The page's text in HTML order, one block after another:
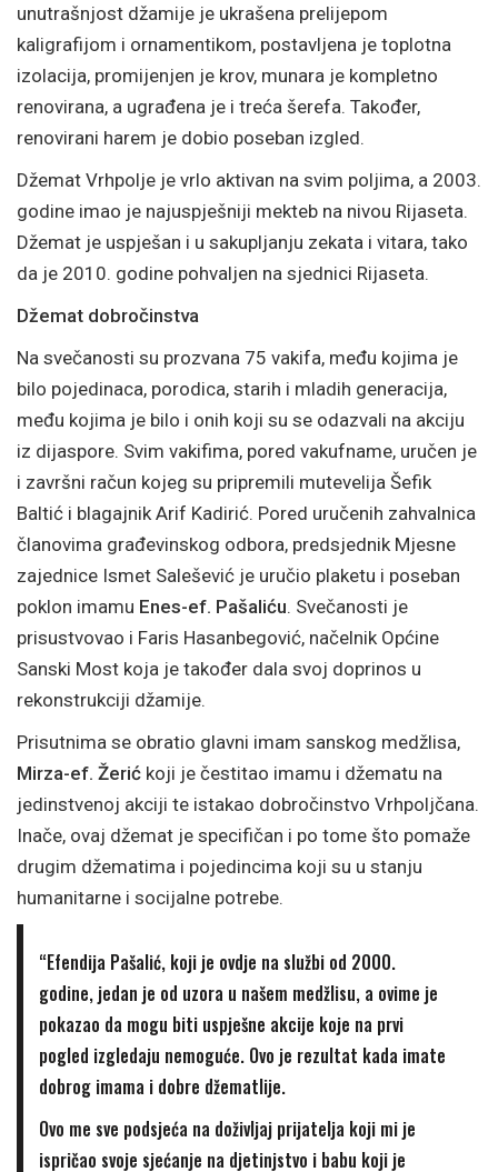
unutrašnjost džamije je ukrašena prelijepom
kaligrafijom i ornamentikom, postavljena je toplotna
izolacija, promijenjen je krov, munara je kompletno
renovirana, a ugrađena je i treća šerefa. Također,
renovirani harem je dobio poseban izgled.
Džemat Vrhpolje je vrlo aktivan na svim poljima, a 2003.
godine imao je najuspješniji mekteb na nivou Rijaseta.
Džemat je uspješan i u sakupljanju zekata i vitara, tako
da je 2010. godine pohvaljen na sjednici Rijaseta.
Džemat dobročinstva
Na svečanosti su prozvana 75 vakifa, među kojima je
bilo pojedinaca, porodica, starih i mladih generacija,
među kojima je bilo i onih koji su se odazvali na akciju
iz dijaspore. Svim vakifima, pored vakufname, uručen je
i završni račun kojeg su pripremili mutevelija Šefik
Baltić i blagajnik Arif Kadirić. Pored uručenih zahvalnica
članovima građevinskog odbora, predsjednik Mjesne
zajednice Ismet Salešević je uručio plaketu i poseban
poklon imamu Enes-ef. Pašaliću. Svečanosti je
prisustvovao i Faris Hasanbegović, načelnik Općine
Sanski Most koja je također dala svoj doprinos u
rekonstrukciji džamije.
Prisutnima se obratio glavni imam sanskog medžlisa,
Mirza-ef. Žerić koji je čestitao imamu i džematu na
jedinstvenoj akciji te istakao dobročinstvo Vrhpoljčana.
Inače, ovaj džemat je specifičan i po tome što pomaže
drugim džematima i pojedincima koji su u stanju
humanitarne i socijalne potrebe.
“Efendija Pašalić, koji je ovdje na službi od 2000.
godine, jedan je od uzora u našem medžlisu, a ovime je
pokazao da mogu biti uspješne akcije koje na prvi
pogled izgledaju nemoguće. Ovo je rezultat kada imate
dobrog imama i dobre džematlije.
Ovo me sve podsjeća na doživljaj prijatelja koji mi je
ispričao svoje sjećanje na djetinjstvo i babu koji je